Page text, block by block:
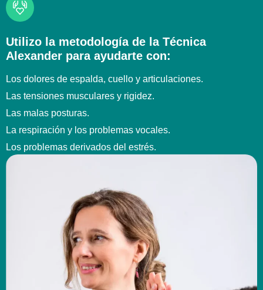
Utilizo la metodología de la Técnica
Alexander para ayudarte con:
Los dolores de espalda, cuello y articulaciones.
Las tensiones musculares y rigidez.
Las malas posturas.
La respiración y los problemas vocales.
Los problemas derivados del estrés.